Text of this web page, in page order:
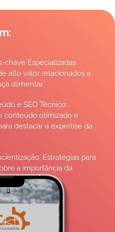
chave Especializadas:
alto valor relacionados a
alimentar.
e SEO Técnico:
conteúdo otimizado e
destacar a expertise da
Estratégias para
a importância da